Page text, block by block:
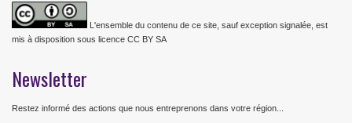
L'ensemble du contenu de ce site, sauf exception signalée, est
mis à disposition sous licence CC BY SA
Newsletter
Restez informé des actions que nous entreprenons dans votre région...